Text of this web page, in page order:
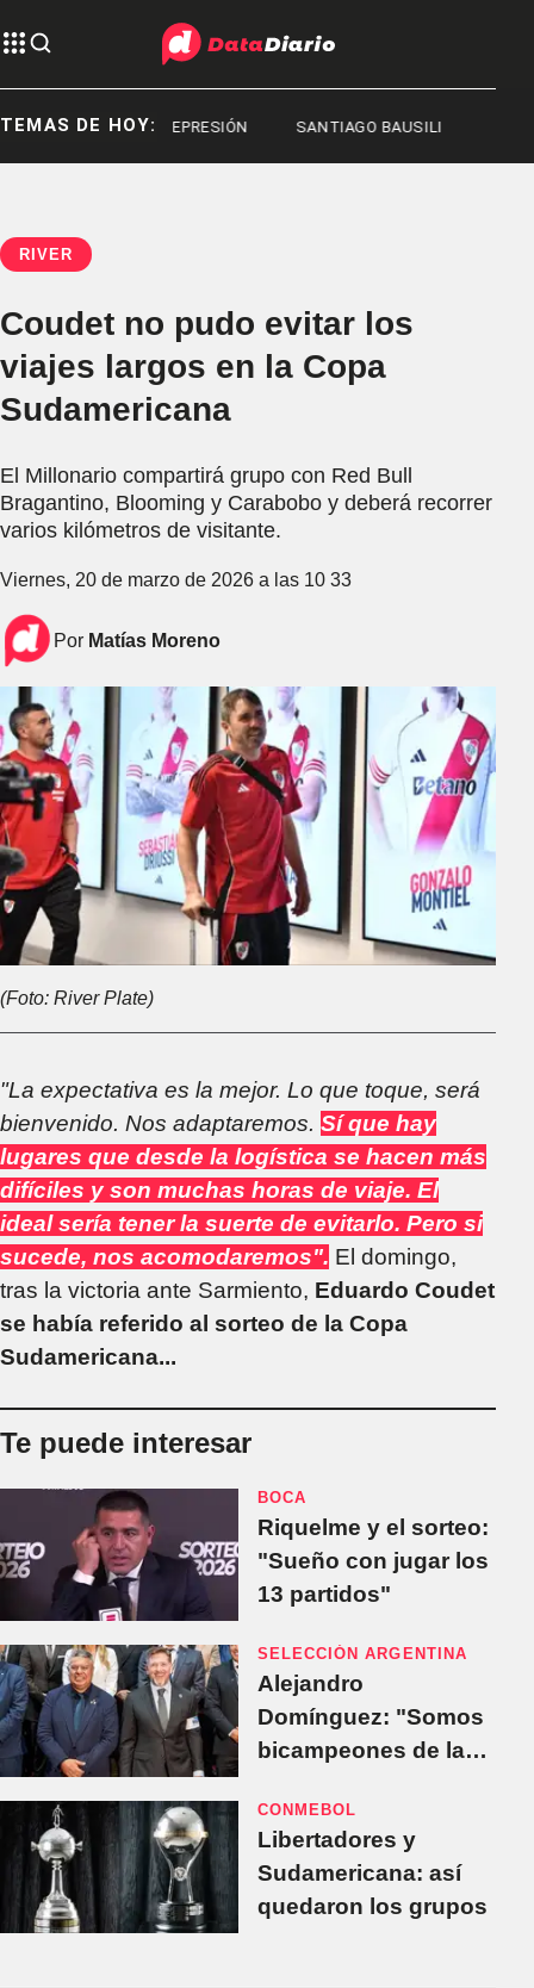
TEMAS DE HOY:REPRESIÓN SANTIAGO BAUSILI
RIVER
Coudet no pudo evitar los
viajes largos en la Copa
Sudamericana
El Millonario compartirá grupo con Red Bull
Bragantino, Blooming y Carabobo y deberá recorrer
varios kilómetros de visitante.
Viernes, 20 de marzo de 2026 a las 10 33
Por Matías Moreno
(Foto: River Plate)
"La expectativa es la mejor. Lo que toque, será
bienvenido. Nos adaptaremos. Sí que hay
lugares que desde la logística se hacen más
difíciles y son muchas horas de viaje. El
ideal sería tener la suerte de evitarlo. Pero si
sucede, nos acomodaremos". El domingo,
tras la victoria ante Sarmiento, Eduardo Coudet
se había referido al sorteo de la Copa
Sudamericana...
Te puede interesar
BOCA
Riquelme y el sorteo:
"Sueño con jugar los
13 partidos"
SELECCIÓN ARGENTINA
Alejandro
Domínguez: "Somos
bicampeones de la
no se presentó"
CONMEBOL
Libertadores y
Sudamericana: así
quedaron los grupos